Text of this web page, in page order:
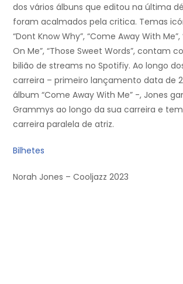
dos vários álbuns que editou na última
foram acalmados pela critica. Temas
“Dont Know Why”, “Come Away With Me”,
On Me”, “Those Sweet Words”, contam
bilião de streams no Spotifiy. Ao longo
carreira – primeiro lançamento data de
álbum “Come Away With Me” -, Jones
Grammys ao longo da sua carreira e
carreira paralela de atriz.
Bilhetes
Norah Jones – Cooljazz 2023